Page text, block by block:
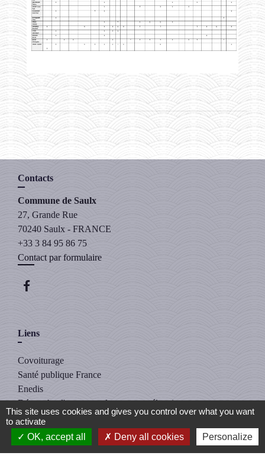
Contacts
Commune de Saulx
27, Grande Rue
70240 Saulx - FRANCE
+33 3 84 95 86 75
Contact par formulaire
Liens
Covoiturage
Santé publique France
Enedis
Démarche d'ouverture de compteur électrique
Veolia
Intercommunalité
This site uses cookies and gives you control over what you want
to activate
OK, accept all
Deny all cookies Personalize